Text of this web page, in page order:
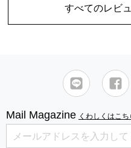
すべてのレビ
Mail Magazine くわしくはこち